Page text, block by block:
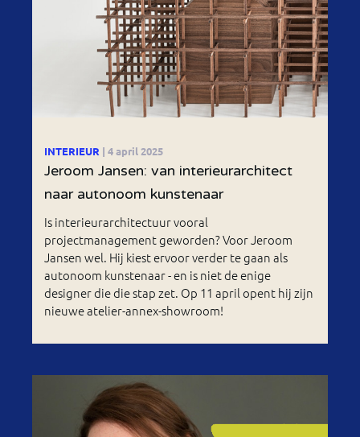
INTERIEUR | 4 april 2025
Jeroom Jansen: van interieurarchitect
naar autonoom kunstenaar
Is interieurarchitectuur vooral
projectmanagement geworden? Voor Jeroom
Jansen wel. Hij kiest ervoor verder te gaan als
autonoom kunstenaar - en is niet de enige
designer die die stap zet. Op 11 april opent hij zijn
nieuwe atelier-annex-showroom!